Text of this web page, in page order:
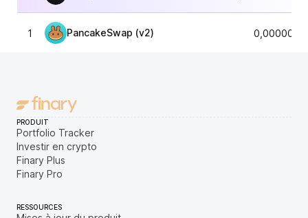
1 PancakeSwap (v2)
PRODUIT
Portfolio Tracker
Investir en crypto
Finary Plus
Finary Pro
RESSOURCES